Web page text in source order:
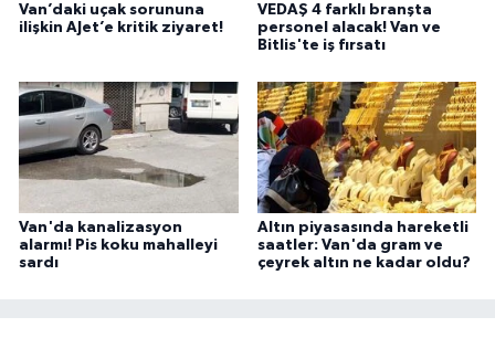
Van’daki uçak sorununa
ilişkin AJet’e kritik ziyaret!
VEDAŞ 4 farklı branşta
personel alacak! Van ve
Bitlis'te iş fırsatı
Van'da kanalizasyon
alarmı! Pis koku mahalleyi
sardı
Altın piyasasında hareketli
saatler: Van'da gram ve
çeyrek altın ne kadar oldu?